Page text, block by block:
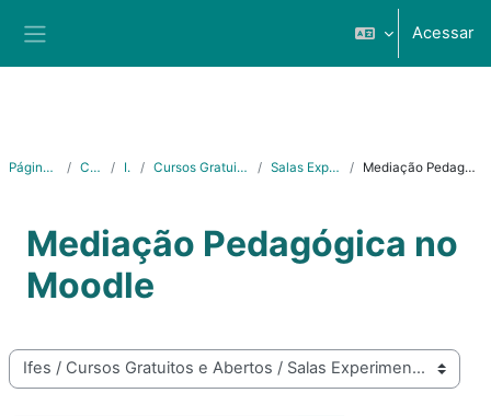
Acessar
Página inicial Cursos Ifes Cursos Gratuitos e Abertos Salas Experimentais Mediação Pedagógica no Moodle
Mediação Pedagógica no
Moodle
Categorias de Cursos